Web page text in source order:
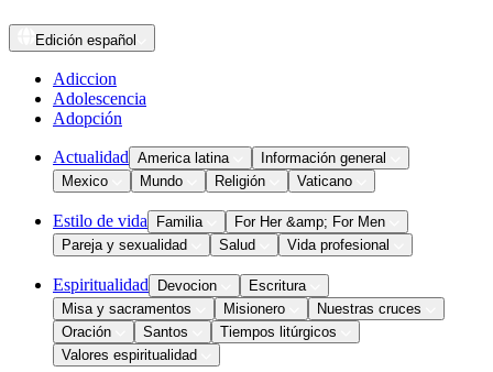
Edición español
Adiccion
Adolescencia
Adopción
Actualidad America latina
Información general
Mexico
Mundo Religión Vaticano
Estilo de vida Familia
For Her &amp; For Men
Pareja y sexualidad
Salud Vida profesional
Espiritualidad Devocion
Escritura
Misa y sacramentos
Misionero
Nuestras cruces
Oración
Santos
Tiempos litúrgicos
Valores espiritualidad